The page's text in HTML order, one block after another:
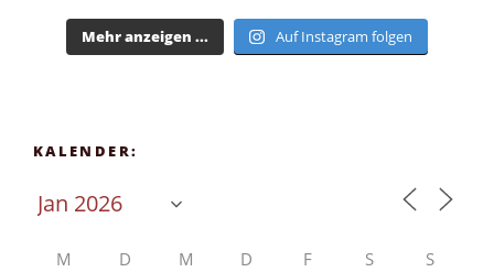
Mehr anzeigen ... Auf Instagram folgen
KALENDER:
M D M D F S S